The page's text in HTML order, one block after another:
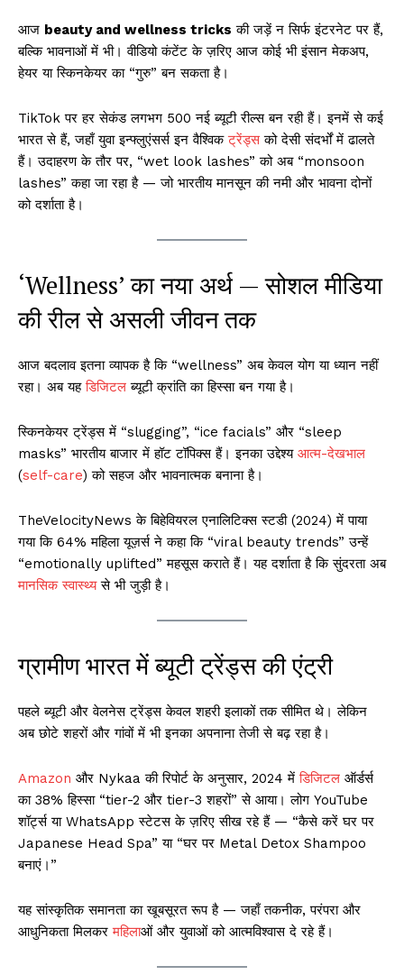
आज beauty and wellness tricks की जड़ें न सिर्फ इंटरनेट पर हैं,
बल्कि भावनाओं में भी। वीडियो कंटेंट के ज़रिए आज कोई भी इंसान मेकअप,
हेयर या स्किनकेयर का “गुरु” बन सकता है।
TikTok पर हर सेकंड लगभग 500 नई ब्यूटी रील्स बन रही हैं। इनमें से कई
भारत से हैं, जहाँ युवा इन्फ्लुएंसर्स इन वैश्विकट्रेंड्सको देसी संदर्भों में ढालते
हैं। उदाहरण के तौर पर, “wet look lashes” को अब “monsoon
lashes” कहा जा रहा है — जो भारतीय मानसून की नमी और भावना दोनों
को दर्शाता है।
‘Wellness’ का नया अर्थ — सोशल मीडिया
की रील से असली जीवन तक
आज बदलाव इतना व्यापक है कि “wellness” अब केवल योग या ध्यान नहीं
रहा। अब यहडिजिटल ब्यूटी क्रांति का हिस्सा बन गया है।
स्किनकेयर ट्रेंड्स में “slugging”, “ice facials” और “sleep
masks” भारतीय बाजार में हॉट टॉपिक्स हैं। इनका उद्देश्य आत्म-देखभाल
(self-care) को सहज और भावनात्मक बनाना है।
TheVelocityNews के बिहेवियरल एनालिटिक्स स्टडी (2024) में पाया
गया कि 64% महिला यूज़र्स ने कहा कि “viral beauty trends” उन्हें
“emotionally uplifted” महसूस कराते हैं। यह दर्शाता है कि सुंदरता अब
मानसिक स्वास्थ्यसे भी जुड़ी है।
ग्रामीण भारत में ब्यूटी ट्रेंड्स की एंट्री
पहले ब्यूटी और वेलनेस ट्रेंड्स केवल शहरी इलाकों तक सीमित थे। लेकिन
अब छोटे शहरों और गांवों में भी इनका अपनाना तेजी से बढ़ रहा है।
Amazon और Nykaa की रिपोर्ट के अनुसार, 2024 मेंडिजिटल ऑर्डर्स
का 38% हिस्सा “tier-2 और tier-3 शहरों” से आया। लोग YouTube
शॉर्ट्स या WhatsApp स्टेटस के ज़रिए सीख रहे हैं — “कैसे करें घर पर
Japanese Head Spa” या “घर पर Metal Detox Shampoo
बनाएं।”
यह सांस्कृतिक समानता का खूबसूरत रूप है — जहाँ तकनीक, परंपरा और
आधुनिकता मिलकरमहिलाओं और युवाओं को आत्मविश्वास दे रहे हैं।